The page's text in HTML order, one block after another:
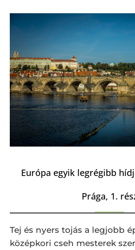
Európa egyik legrégibb
Prága, 1.
Tej és nyers tojás a legjobb
középkori cseh mesterek